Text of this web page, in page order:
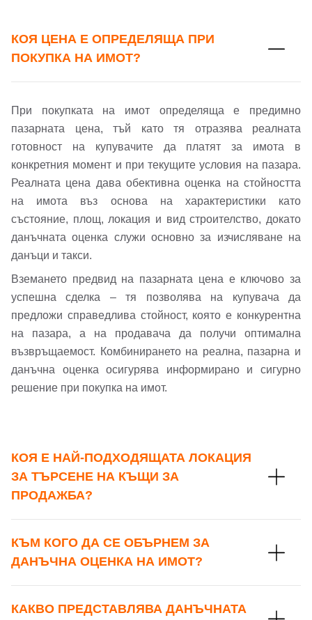
КОЯ ЦЕНА Е ОПРЕДЕЛЯЩА ПРИ
ПОКУПКА НА ИМОТ?
При покупката на имот определяща е предимно
пазарната цена, тъй като тя отразява реалната
готовност на купувачите да платят за имота в
конкретния момент и при текущите условия на пазара.
Реалната цена дава обективна оценка на стойността
на имота въз основа на характеристики като
състояние, площ, локация и вид строителство, докато
данъчната оценка служи основно за изчисляване на
данъци и такси.
Вземането предвид на пазарната цена е ключово за
успешна сделка – тя позволява на купувача да
предложи справедлива стойност, която е конкурентна
на пазара, а на продавача да получи оптимална
възвръщаемост. Комбинирането на реална, пазарна и
данъчна оценка осигурява информирано и сигурно
решение при покупка на имот.
КОЯ Е НАЙ-ПОДХОДЯЩАТА ЛОКАЦИЯ
ЗА ТЪРСЕНЕ НА КЪЩИ ЗА
ПРОДАЖБА?
КЪМ КОГО ДА СЕ ОБЪРНЕМ ЗА
ДАНЪЧНА ОЦЕНКА НА ИМОТ?
КАКВО ПРЕДСТАВЛЯВА ДАНЪЧНАТА